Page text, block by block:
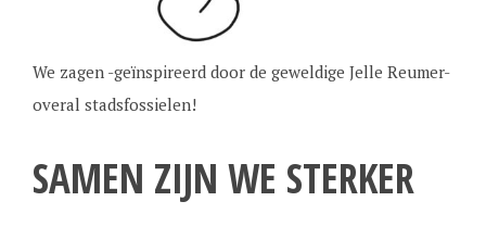
We zagen -geïnspireerd door de geweldige Jelle Reumer-
overal stadsfossielen!
SAMEN ZIJN WE STERKER